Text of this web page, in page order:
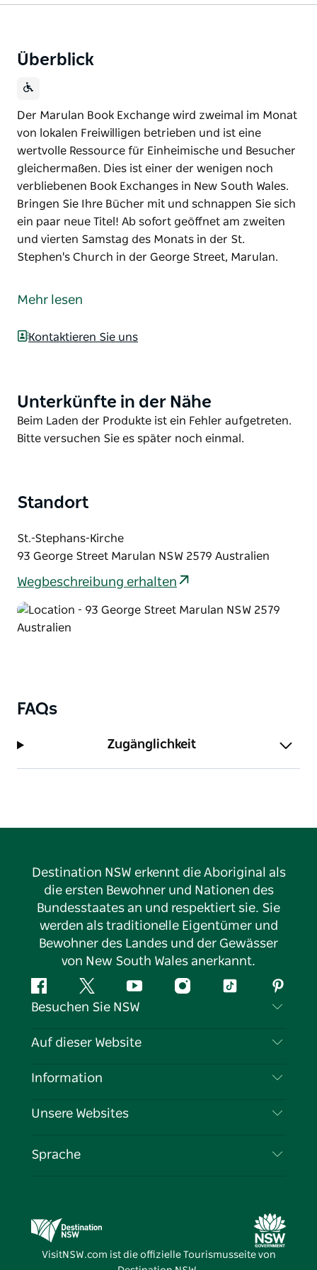
Überblick
Der Marulan Book Exchange wird zweimal im Monat
von lokalen Freiwilligen betrieben und ist eine
wertvolle Ressource für Einheimische und Besucher
gleichermaßen. Dies ist einer der wenigen noch
verbliebenen Book Exchanges in New South Wales.
Bringen Sie Ihre Bücher mit und schnappen Sie sich
ein paar neue Titel! Ab sofort geöffnet am zweiten
und vierten Samstag des Monats in der St.
Stephen's Church in der George Street, Marulan.
von lokalen Freiwilligen betrieben und ist eine
gleichermaßen. Dies ist einer der wenigen noch
verbliebenen Book Exchanges in New South Wales.
des Monats in der St. Stephen's Church in der
Mehr lesen
Kontaktieren Sie uns
Product
List
Unterkünfte in der Nähe
Product
List
Beim Laden der Produkte ist ein Fehler aufgetreten.
Bitte versuchen Sie es später noch einmal.
Standort
St.-Stephans-Kirche
93 George Street Marulan NSW 2579 Australien
Wegbeschreibung erhalten
FAQs
Zugänglichkeit
Destination NSW erkennt die Aboriginal als
die ersten Bewohner und Nationen des
Bundesstaates an und respektiert sie. Sie
werden als traditionelle Eigentümer und
Bewohner des Landes und der Gewässer
von New South Wales anerkannt.
FacebookTwitter YouTubeInstagramTikTok
Besuchen Sie NSW
Kontaktieren Sie uns
Cookie-Hinweis
Auf dieser Website
Reiseziele
Veranstaltungen
Information
Reiseinformationen
Unternehmen in NSW
Unsere Websites
Destination NSW Medienzentrum
Vivid Sydney
Sprache
VisitNSW.com ist die offizielle Tourismusseite von